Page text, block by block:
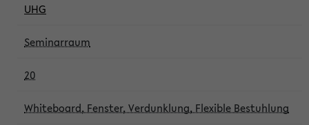
UHG
Seminarraum
20
Whiteboard, Fenster, Verdunklung, Flexible Bestuhlung